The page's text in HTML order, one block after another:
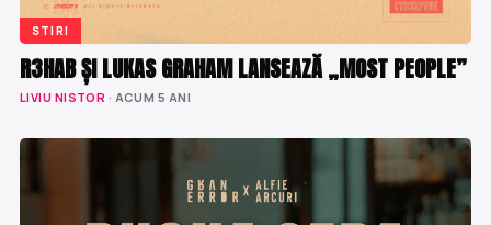
STIRI
R3HAB ȘI LUKAS GRAHAM LANSEAZĂ „MOST PEOPLE”
LIVIU NISTOR · ACUM 5 ANI